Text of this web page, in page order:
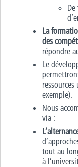
La
des
répondre
Le
exemple).
Nous
via :
tout au
à